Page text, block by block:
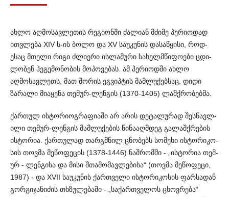
ახლო აღმოსავლეთის რეგიონში ძალიან მძიმე პერიოდად
ითვლება XIV ს-ის ბოლო და XV საუკუნის დასაწყისი, როდ­
ესაც მთელი რიგი ძლიერი ისლამური სახელმწიფოები ცდი­
ლ­ობენ ჰეგემონობის მოპოვებას. ამ პერიოდში ახლო
აღმოსა­ვლ­ეთს, მათ შორის ეგვიპტის მამლუქებსაც, დიდი
ზარალი მია­ყ­ენა თემურ-ლენგის (1370-1405) ლაშქრობებმა.
ქართულ ისტორიოგრაფიაში არ არის დეტალურად შესწა­ვ­ლ­
ილი თემურ-ლენგის მამლუქების წინააღმდეგ გალაშქრების
ისტორია. ქართულად თარგმნილ ცნობებს სომეხი ისტორი­კო­
სის თოვმა მეწოფეცის (1378-1446) ნაშრომში - „ისტორია თემ­
ურ­ - ლე­ნ­­­­გ­ისა და მისი შთამომავლებისა“ (თოვმა მეწოფეცი,
1987) - და XVII საუკუნის ქართველი ისტორიკოსის ფარსადან
გორ­გი­ჯან­იძის თხზულებაში - „საქართველოს ცხოვრება“